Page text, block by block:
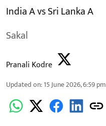
India A vs Sri Lanka A
Sakal
Pranali Kodre
Updated on:15 June 2026, 6:59 pm